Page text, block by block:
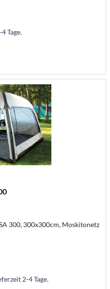
Tage.
300, 300x300cm, Moskitonetz
2-4 Tage.